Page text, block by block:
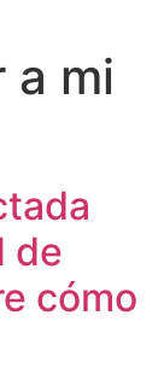
a mi
de
cómo